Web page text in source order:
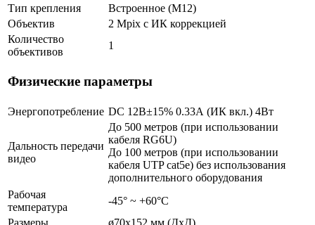
Тип крепления
Встроенное (М12)
Объектив
2 Mpix c ИК коррекцией
Количество
объективов
1
Физические параметры
Энергопотребление DC 12В±15% 0.33А (ИК вкл.) 4Вт
Дальность передачи
видео
До 500 метров (при использовании
кабеля RG6U)
До 100 метров (при использовании
кабеля UTP cat5e) без использования
дополнительного оборудования
Рабочая
температура
-45° ~ +60°С
Размеры
ø70х152 мм (ДхД)